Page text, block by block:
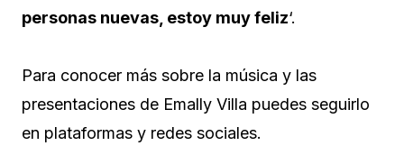
personas nuevas, estoy muy feliz‘.
Para conocer más sobre la música y las
presentaciones de Emally Villa puedes seguirlo
en plataformas y redes sociales.